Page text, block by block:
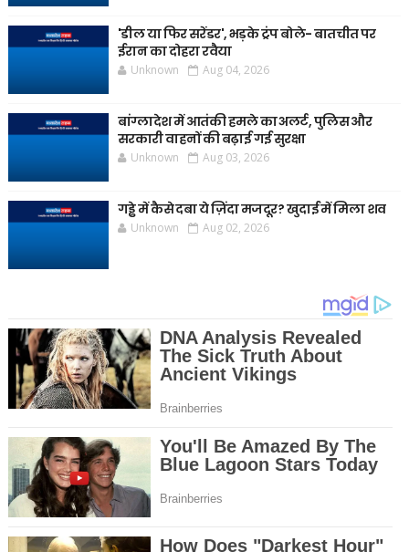
'डील या फिर सरेंडर', भड़के ट्रंप बोले- बातचीत पर
ईरान का दोहरा रवैया
Unknown Aug 04, 2026
बांग्लादेश में आतंकी हमले का अलर्ट, पुलिस और
सरकारी वाहनों की बढ़ाई गई सुरक्षा
Unknown Aug 03, 2026
गड्ढे में कैसे दबा ये ज़िंदा मजदूर? खुदाई में मिला शव
Unknown Aug 02, 2026